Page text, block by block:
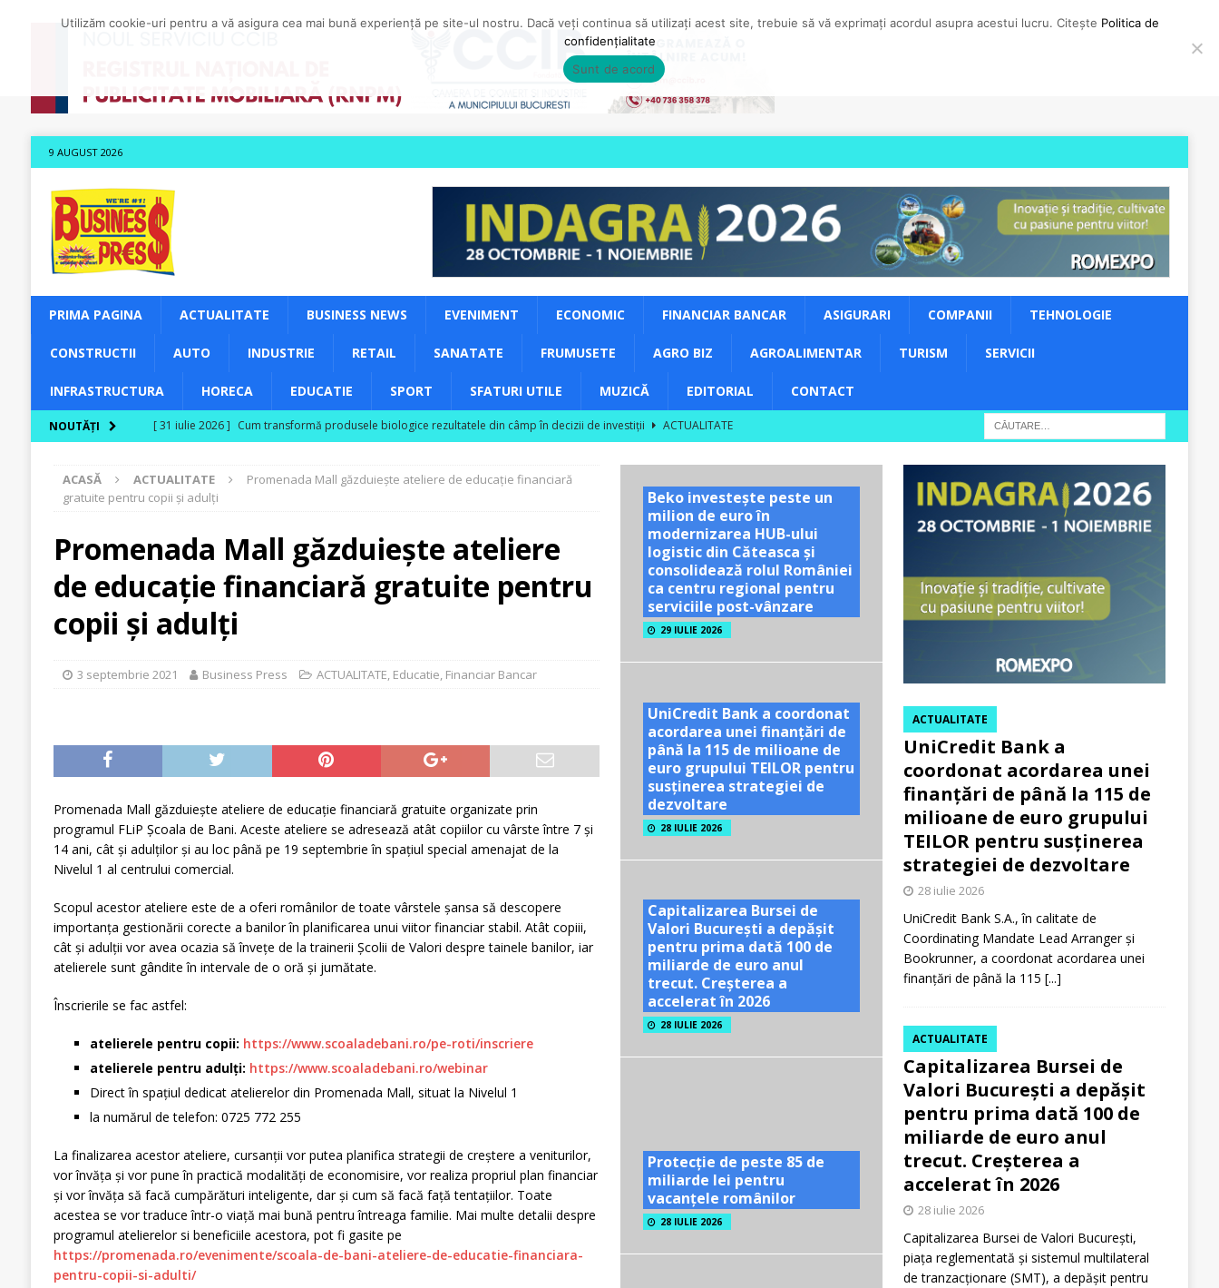
9 AUGUST 2026
PRIMA PAGINA ACTUALITATE BUSINESS NEWS EVENIMENT ECONOMIC FINANCIAR BANCAR ASIGURARI COMPANII TEHNOLOGIE
CONSTRUCTII AUTO INDUSTRIE RETAIL SANATATE FRUMUSETE AGRO BIZ AGROALIMENTAR TURISM SERVICII
INFRASTRUCTURA HORECA EDUCATIE SPORT SFATURI UTILE MUZICĂ EDITORIAL CONTACT
NOUTĂȚI [ 31 iulie 2026 ] Cum transformă produsele biologice rezultatele din câmp în decizii de investiții
ACTUALITATE
Carpaților Orientali
ACTUALITATE
[ 29 iulie 2026 ] CITR – Insolvențele din agricultură se dublează în S1 2026; peste 40% dintre companiile mari din sector
sunt în risc financiar
ACTUALITATE
[ 31 iulie 2026 ]
ACTUALITATE
ACASĂ ACTUALITATE
Promenada Mall găzduiește ateliere de educație financiară
gratuite pentru copii și adulți
Promenada Mall găzduiește ateliere
de educație financiară gratuite pentru
copii și adulți
3 septembrie 2021 Business Press ACTUALITATE, Educatie, Financiar Bancar
Promenada Mall găzduiește ateliere de educație financiară gratuite organizate prin
programul FLiP Școala de Bani. Aceste ateliere se adresează atât copiilor cu vârste între 7 și
14 ani, cât și adulților și au loc până pe 19 septembrie în spațiul special amenajat de la
Nivelul 1 al centrului comercial.
Scopul acestor ateliere este de a oferi românilor de toate vârstele șansa să descopere
importanța gestionării corecte a banilor în planificarea unui viitor financiar stabil. Atât copiii,
cât și adulții vor avea ocazia să învețe de la trainerii Școlii de Valori despre tainele banilor, iar
atelierele sunt gândite în intervale de o oră și jumătate.
Înscrierile se fac astfel:
atelierele pentru copii: https://www.scoaladebani.ro/pe-roti/inscriere
atelierele pentru adulți: https://www.scoaladebani.ro/webinar
Direct în spațiul dedicat atelierelor din Promenada Mall, situat la Nivelul 1
la numărul de telefon: 0725 772 255
La finalizarea acestor ateliere, cursanții vor putea planifica strategii de creștere a veniturilor,
vor învăța și vor pune în practică modalități de economisire, vor realiza propriul plan financiar
și vor învăța să facă cumpărături inteligente, dar și cum să facă față tentațiilor. Toate
acestea se vor traduce într-o viață mai bună pentru întreaga familie. Mai multe detalii despre
programul atelierelor si beneficiile acestora, pot fi gasite pe
https://promenada.ro/evenimente/scoala-de-bani-ateliere-de-educatie-financiara-
pentru-copii-si-adulti/
Beko investește peste un
milion de euro în
modernizarea HUB-ului
logistic din Căteasca și
consolidează rolul României
ca centru regional pentru
serviciile post-vânzare
29 IULIE 2026
UniCredit Bank a coordonat
acordarea unei finanțări de
până la 115 de milioane de
euro grupului TEILOR pentru
susținerea strategiei de
dezvoltare
28 IULIE 2026
Capitalizarea Bursei de
Valori București a depășit
pentru prima dată 100 de
miliarde de euro anul
trecut. Creșterea a
accelerat în 2026
28 IULIE 2026
Protecție de peste 85 de
miliarde lei pentru
vacanțele românilor
28 IULIE 2026
UniCredit Bank a
coordonat acordarea unei
finanțări de până la 115 de
milioane de euro grupului
TEILOR pentru susținerea
strategiei de dezvoltare
ACTUALITATE
28 iulie 2026
UniCredit Bank S.A., în calitate de
Coordinating Mandate Lead Arranger și
Bookrunner, a coordonat acordarea unei
finanțări de până la 115 [...]
Capitalizarea Bursei de
Valori București a depășit
pentru prima dată 100 de
miliarde de euro anul
trecut. Creșterea a
accelerat în 2026
ACTUALITATE
28 iulie 2026
Capitalizarea Bursei de Valori București,
piața reglementată și sistemul multilateral
de tranzacționare (SMT), a depășit pentru
Utilizăm cookie-uri pentru a vă asigura cea mai bună experiență pe site-ul nostru. Dacă veți continua să utilizați acest site, trebuie să vă exprimați acordul asupra acestui lucru. Citește Politica de
confidențialitate
Sunt de acord